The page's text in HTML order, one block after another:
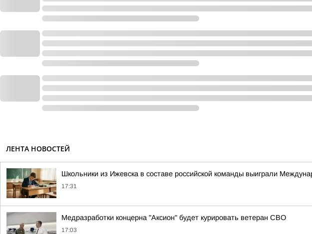
ЛЕНТА НОВОСТЕЙ
Школьники из Ижевска в составе российской команды выиграли
17:31
Медразработки концерна "Аксион" будет курировать ветеран СВО
17:03